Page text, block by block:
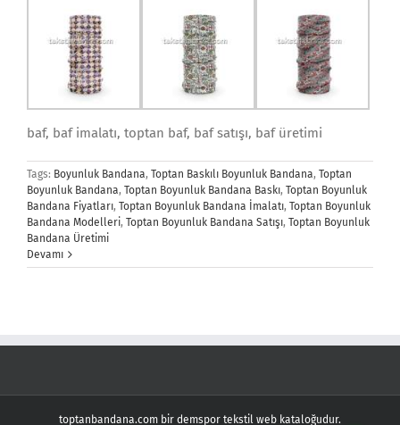
baf, baf imalatı, toptan baf, baf satışı, baf üretimi
Tags: Boyunluk Bandana, Toptan Baskılı Boyunluk Bandana, Toptan
Boyunluk Bandana, Toptan Boyunluk Bandana Baskı, Toptan Boyunluk
Bandana Fiyatları, Toptan Boyunluk Bandana İmalatı, Toptan Boyunluk
Bandana Modelleri, Toptan Boyunluk Bandana Satışı, Toptan Boyunluk
Bandana Üretimi
Devamı
toptanbandana.com bir demspor tekstil web kataloğudur.